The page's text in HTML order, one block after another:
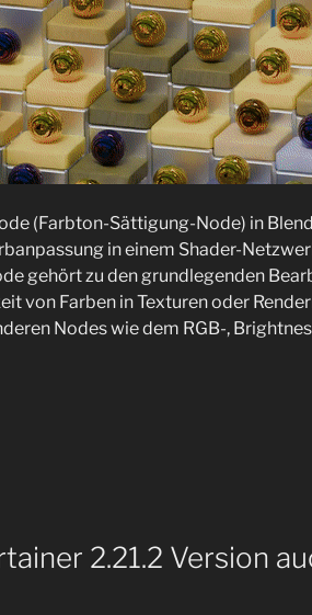
(Farbton-Sättigung-Node) in
in einem Shader-
gehört zu den grundlegenden
von Farben in Texturen oder
Nodes wie dem RGB-,
2.21.2 Version